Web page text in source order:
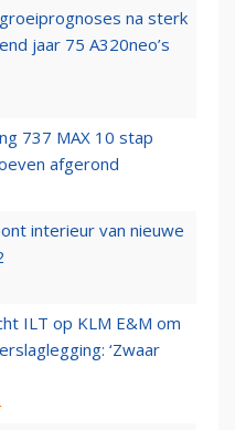
na sterk
jaar 75 A320neo’s
737 MAX 10 stap
afgerond
interieur van nieuwe
ILT op KLM E&M om
‘Zwaar